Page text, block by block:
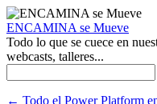
ENCAMINA se Mueve
Todo lo que se cuece en
webcasts, talleres...
← Todo el Power Platform